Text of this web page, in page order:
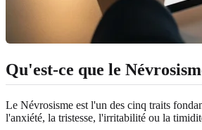
Qu'est-ce que le
Le Névrosisme est l'un des cinq traits
l'anxiété, la tristesse, l'irritabilité ou la